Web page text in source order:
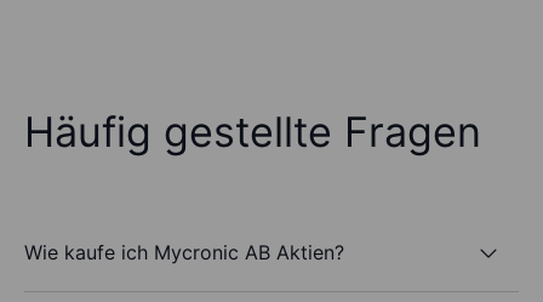
Häufig gestellte Fragen
Wie kaufe ich Mycronic AB Aktien?